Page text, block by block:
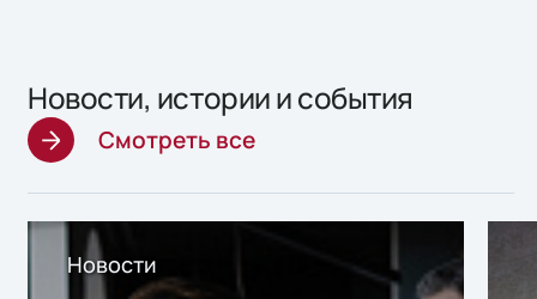
Новости, истории и события
Смотреть все
Новости